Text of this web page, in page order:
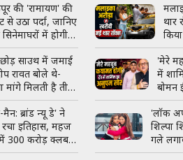
की 'रामायण' की
से उठा पर्दा, जानिए
में होगी
साउथ में जमाई
रावत बोले थे-
मांगे मिलती है तीन
मैन: ब्रांड न्यू डे' ने
इतिहास, महज
300 करोड़ क्लब में
थार
'मेरे
में
बोमन
साथ
'लॉक
शिल्पा
गले
पोस्ट ने